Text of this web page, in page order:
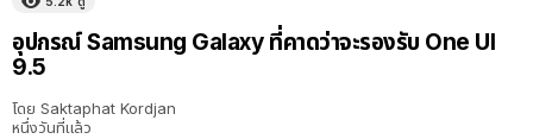
อุปกรณ์ Samsung Galaxy ที่คาดว่าจะรองรับ One UI
9.5
โดย Saktaphat Kordjan
หนึ่งวันที่แล้ว